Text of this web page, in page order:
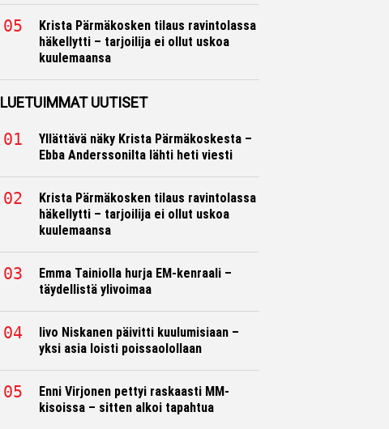
Krista Pärmäkosken tilaus ravintolassa
häkellytti – tarjoilija ei ollut uskoa
kuulemaansa
LUETUIMMAT UUTISET
Yllättävä näky Krista Pärmäkoskesta –
Ebba Anderssonilta lähti heti viesti
Krista Pärmäkosken tilaus ravintolassa
häkellytti – tarjoilija ei ollut uskoa
kuulemaansa
Emma Tainiolla hurja EM-kenraali –
täydellistä ylivoimaa
Iivo Niskanen päivitti kuulumisiaan –
yksi asia loisti poissaolollaan
Enni Virjonen pettyi raskaasti MM-
kisoissa – sitten alkoi tapahtua